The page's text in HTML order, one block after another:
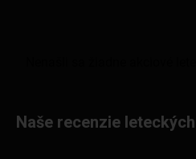
Naše recenzie